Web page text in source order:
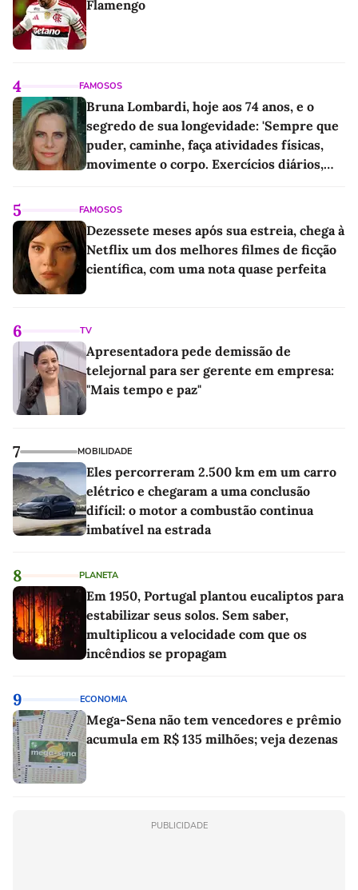
Flamengo
4 FAMOSOS
Bruna Lombardi, hoje aos 74 anos, e o
segredo de sua longevidade: 'Sempre que
puder, caminhe, faça atividades físicas,
movimente o corpo. Exercícios diários,
5 FAMOSOS
Dezessete meses após sua estreia, chega à
Netflix um dos melhores filmes de ficção
científica, com uma nota quase perfeita
6 TV
Apresentadora pede demissão de
telejornal para ser gerente em empresa:
"Mais tempo e paz"
7 MOBILIDADE
Eles percorreram 2.500 km em um carro
elétrico e chegaram a uma conclusão
difícil: o motor a combustão continua
imbatível na estrada
8 PLANETA
Em 1950, Portugal plantou eucaliptos para
estabilizar seus solos. Sem saber,
multiplicou a velocidade com que os
incêndios se propagam
9 ECONOMIA
Mega-Sena não tem vencedores e prêmio
acumula em R$ 135 milhões; veja dezenas
PUBLICIDADE